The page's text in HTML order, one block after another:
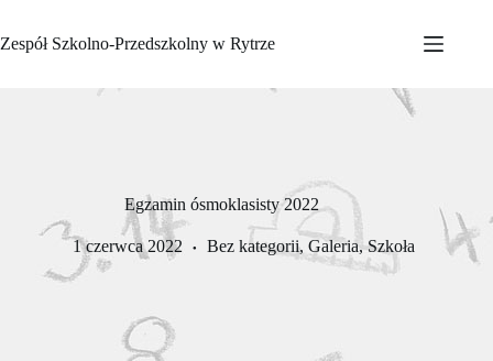
treści
Zespół Szkolno-Przedszkolny w Rytrze
Egzamin ósmoklasisty 2022
1 czerwca 2022 Bez kategorii,Galeria,Szkoła